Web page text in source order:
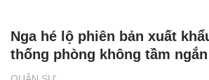
Nga hé lộ phiên bản xuất
thống phòng không tầm